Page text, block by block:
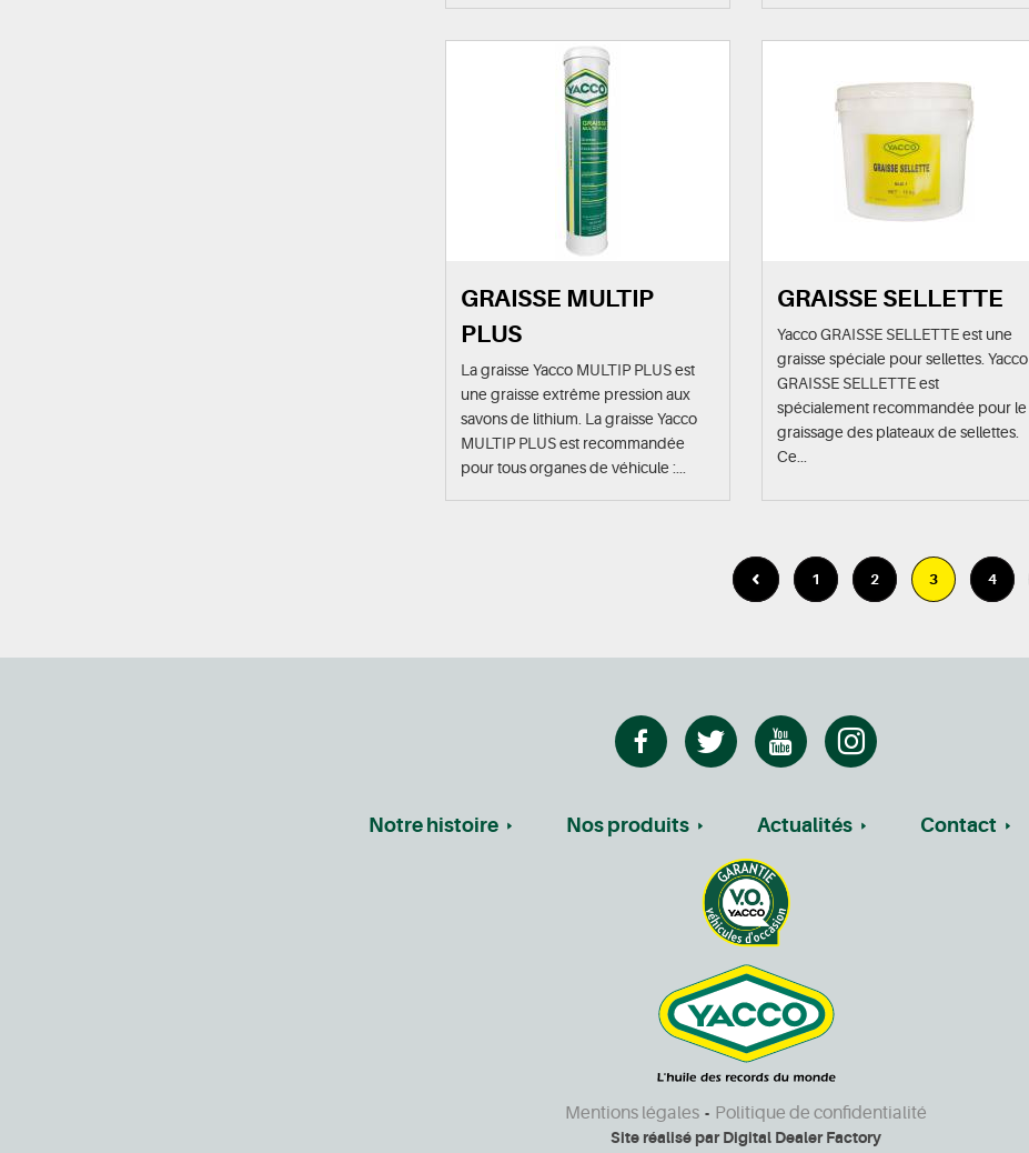
GRAISSE MULTIP
PLUS
La graisse Yacco MULTIP PLUS est
une graisse extrême pression aux
savons de lithium. La graisse Yacco
MULTIP PLUS est recommandée
pour tous organes de véhicule :...
GRAISSE SELLETTE
Yacco GRAISSE SELLETTE est une
graisse spéciale pour sellettes. Yacco
GRAISSE SELLETTE est
spécialement recommandée pour le
graissage des plateaux de sellettes.
Ce...
1 2 3 4
Notre histoire Nos produits Actualités Contact
Mentions légales - Politique de confidentialité
Site réalisé parDigital Dealer Factory